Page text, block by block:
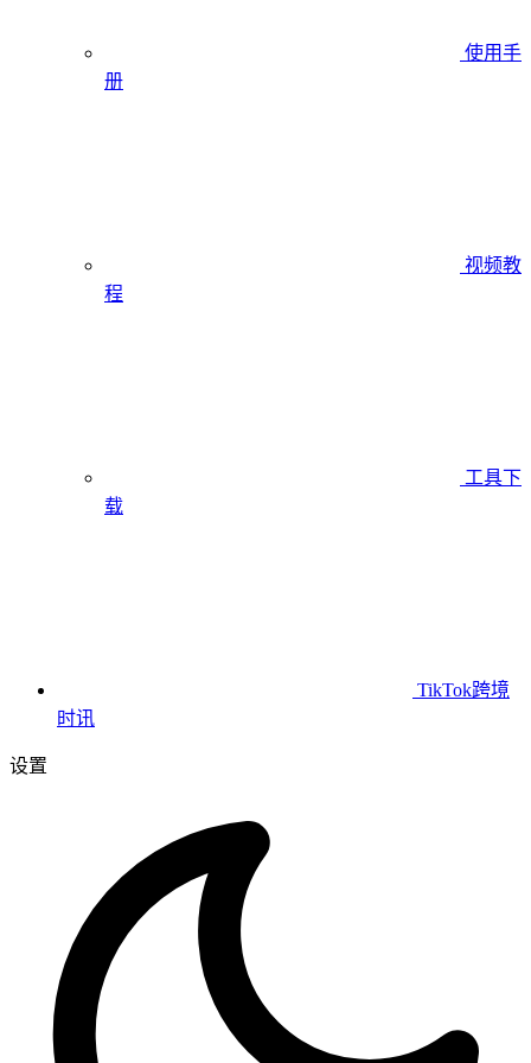
使用手
册
视频教
程
工具下
载
TikTok跨境
时讯
设置